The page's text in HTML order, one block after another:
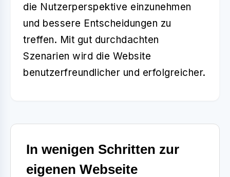
die Nutzerperspektive einzunehmen
und bessere Entscheidungen zu
treffen. Mit gut durchdachten
Szenarien wird die Website
benutzerfreundlicher und erfolgreicher.
In wenigen Schritten zur
eigenen Webseite